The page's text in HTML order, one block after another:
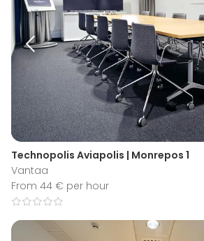
Technopolis Aviapolis | Monrepos 1
Vantaa
From 44 € per hour